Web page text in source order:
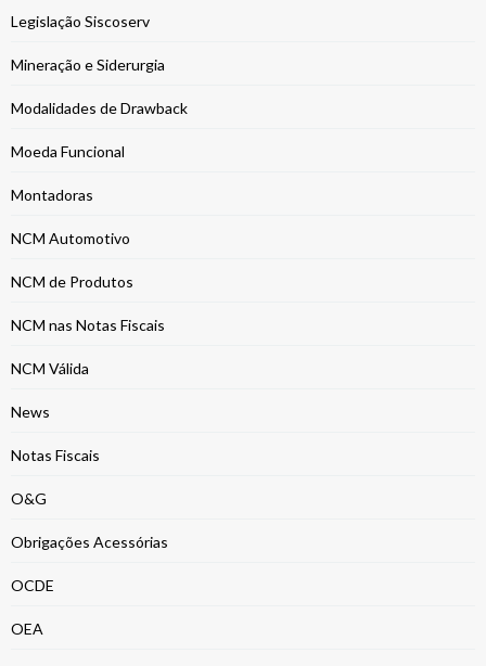
Legislação Siscoserv
Mineração e Siderurgia
Modalidades de Drawback
Moeda Funcional
Montadoras
NCM Automotivo
NCM de Produtos
NCM nas Notas Fiscais
NCM Válida
News
Notas Fiscais
O&G
Obrigações Acessórias
OCDE
OEA